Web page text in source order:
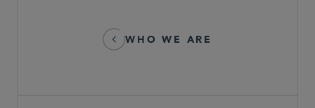
WHO WE ARE